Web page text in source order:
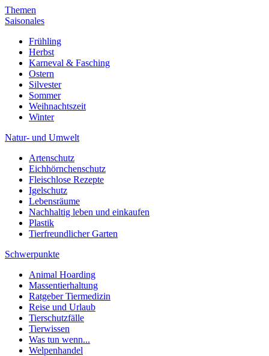
Themen
Saisonales
Frühling
Herbst
Karneval & Fasching
Ostern
Silvester
Sommer
Weihnachtszeit
Winter
Natur- und Umwelt
Artenschutz
Eichhörnchenschutz
Fleischlose Rezepte
Igelschutz
Lebensräume
Nachhaltig leben und einkaufen
Plastik
Tierfreundlicher Garten
Schwerpunkte
Animal Hoarding
Massentierhaltung
Ratgeber Tiermedizin
Reise und Urlaub
Tierschutzfälle
Tierwissen
Was tun wenn...
Welpenhandel